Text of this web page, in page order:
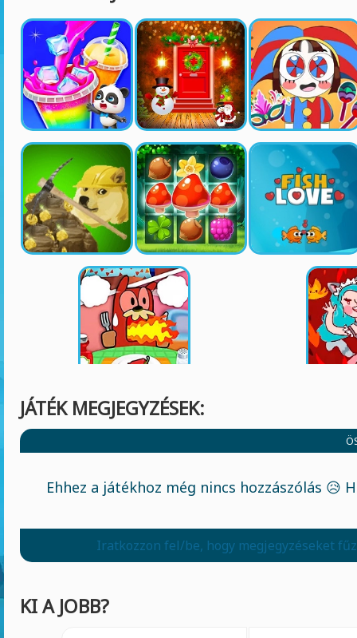
JÁTÉK MEGJEGYZÉSEK:
Ehhez a játékhoz még nincs hozzászólás 😥
Iratkozzon fel/be, hogy megjegyzéseket
KI A JOBB?